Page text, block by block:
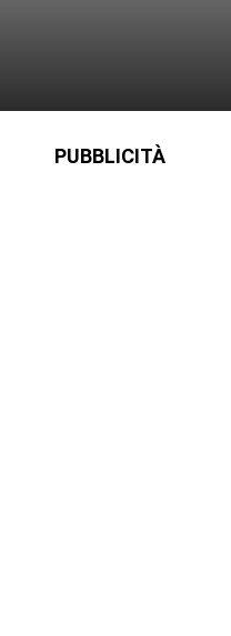
PUBBLICITÀ